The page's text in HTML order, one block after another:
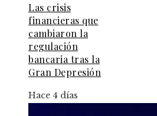
Las crisis
financieras que
cambiaron la
regulación
bancaria tras la
Gran Depresión
Hace 4 días